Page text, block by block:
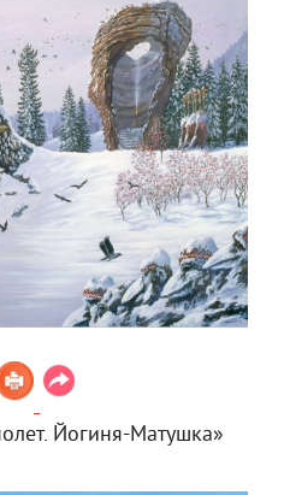
Йогиня-Матушка»